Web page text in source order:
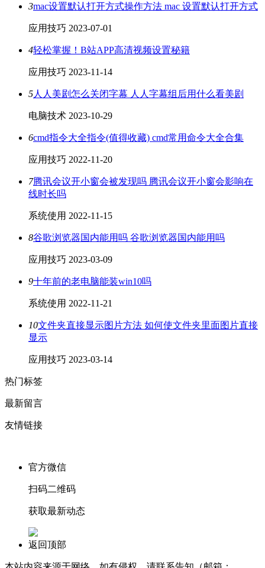
3mac设置默认打开方式操作方法 mac 设置默认打开方式
应用技巧 2023-07-01
4轻松掌握！B站APP高清视频设置秘籍
应用技巧 2023-11-14
5人人美剧怎么关闭字幕 人人字幕组后用什么看美剧
电脑技术 2023-10-29
6cmd指令大全指令(值得收藏) cmd常用命令大全合集
应用技巧 2022-11-20
7腾讯会议开小窗会被发现吗 腾讯会议开小窗会影响在
线时长吗
系统使用 2022-11-15
8谷歌浏览器国内能用吗 谷歌浏览器国内能用吗
应用技巧 2023-03-09
9十年前的老电脑能装win10吗
系统使用 2022-11-21
10文件夹直接显示图片方法 如何使文件夹里面图片直接
显示
应用技巧 2023-03-14
热门标签
最新留言
友情链接
官方微信
扫码二维码
获取最新动态
返回顶部